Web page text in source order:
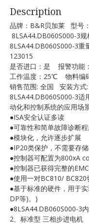
Description
品牌：B&R贝加莱 型号
8LSA44.DB060S000-3
8LSA44.DB060S000-3
123015
是否进口：是 报警功能
工作温度：25℃ 物料编
销售范围: 全国 安装方式
8LSA44.DB060S000-3适
动化和控制系统的应用场
●ISA安全认证多读
●可靠性和简单故障诊断
●模块化，允许逐步扩展
●IP20类保护，不需要存
●控制器可配置为800xA
●控制器已获得完整的
●使用一对BC810/ BC820
●基于标准的硬件，用于
DP等)。)
●8LSA44.DB060S000-3
2、标准型 三相步进电机